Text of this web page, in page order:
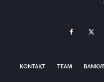
KONTAKT TEAM